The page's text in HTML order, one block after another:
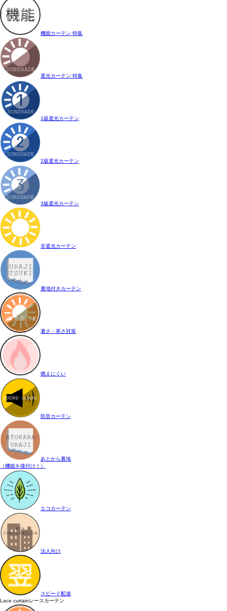
機能カーテン 特集
遮光カーテン 特集
1級遮光カーテン
2級遮光カーテン
3級遮光カーテン
非遮光カーテン
裏地付きカーテン
暑さ・寒さ対策
燃えにくい
防音カーテン
あとから裏地
（機能を後付け！）
エコカーテン
法人向け
スピード配達
Lace curtainレースカーテン